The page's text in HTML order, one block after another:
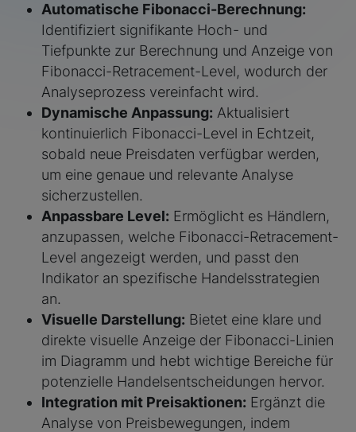
Automatische Fibonacci-Berechnung:
Identifiziert signifikante Hoch- und
Tiefpunkte zur Berechnung und Anzeige von
Fibonacci-Retracement-Level, wodurch der
Analyseprozess vereinfacht wird.
Dynamische Anpassung: Aktualisiert
kontinuierlich Fibonacci-Level in Echtzeit,
sobald neue Preisdaten verfügbar werden,
um eine genaue und relevante Analyse
sicherzustellen.
Anpassbare Level: Ermöglicht es Händlern,
anzupassen, welche Fibonacci-Retracement-
Level angezeigt werden, und passt den
Indikator an spezifische Handelsstrategien
an.
Visuelle Darstellung: Bietet eine klare und
direkte visuelle Anzeige der Fibonacci-Linien
im Diagramm und hebt wichtige Bereiche für
potenzielle Handelsentscheidungen hervor.
Integration mit Preisaktionen: Ergänzt die
Analyse von Preisbewegungen, indem